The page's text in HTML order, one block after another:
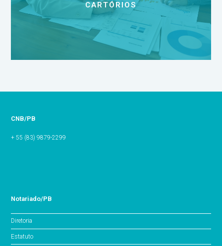
CARTÓRIOS
CNB/PB
+ 55 (83) 9879-2299
Notariado/PB
Diretoria
Estatuto